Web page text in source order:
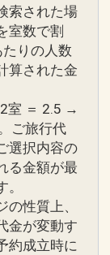
索された場
室数で割
りの人数
算された金
室 ＝ 2.5 →
ご旅行代
選択内容の
る金額が最
の性質上、
金が変動す
約成立時に